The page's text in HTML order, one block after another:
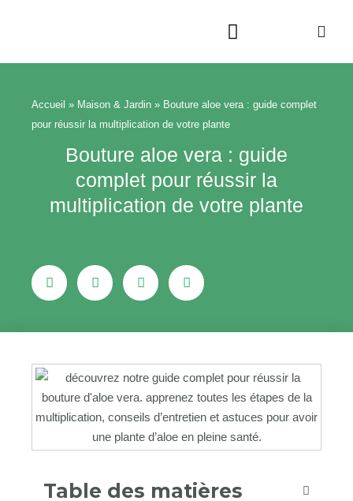
Accueil » Maison & Jardin » Bouture aloe vera : guide complet
pour réussir la multiplication de votre plante
Bouture aloe vera : guide
complet pour réussir la
multiplication de votre plante
Table des matières